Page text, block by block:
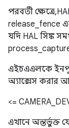
পরবর্তী ক্ষেত্রে,
release_fence
যদি HAL সিঙ্ক
এইচএএলকে ইনপুট
অ্যাক্সেস করার
<=
এখানে